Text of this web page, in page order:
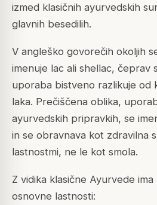
izmed klasičnih ayurvedskih
glavnih besedilih.
V angleško govorečih okoljih
imenuje lac ali shellac, čeprav
uporaba bistveno razlikuje od
laka. Prečiščena oblika,
ayurvedskih pripravkih, se
in se obravnava kot zdravilna
lastnostmi, ne le kot smola.
Z vidika klasične Ayurvede ima
osnovne lastnosti: